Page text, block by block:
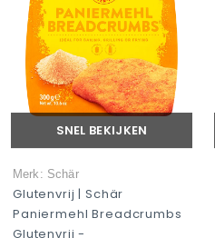
SNEL BEKIJKEN
Merk: Schär
Glutenvrij | Schär
Paniermehl Breadcrumbs
Glutenvrij -